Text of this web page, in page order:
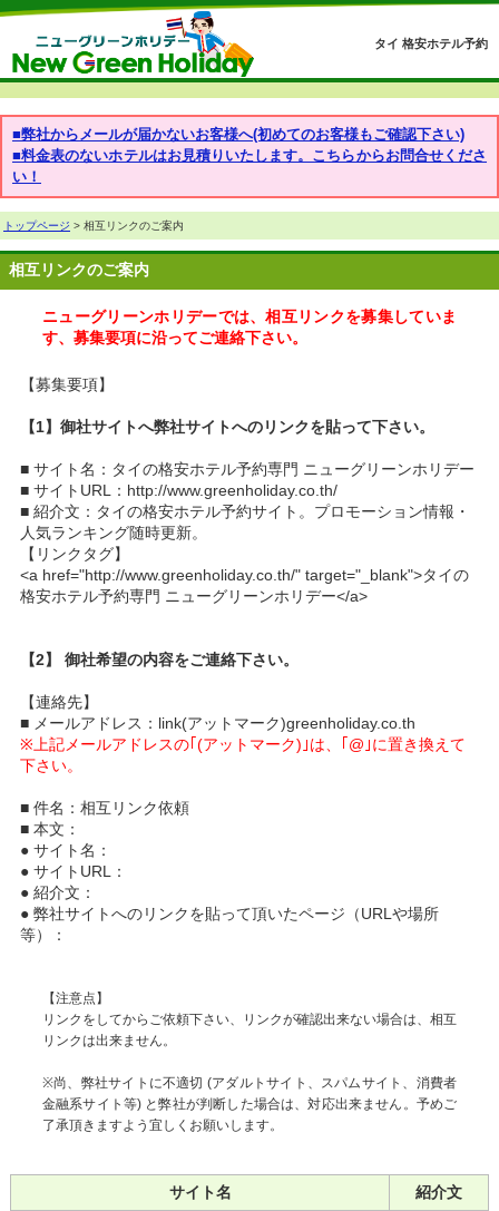
タイ 格安ホテル予約
■弊社からメールが届かないお客様へ(初めてのお客様もご確認下さい)
■料金表のないホテルはお見積りいたします。こちらからお問合せくださ
い！
トップページ > 相互リンクのご案内
相互リンクのご案内
ニューグリーンホリデーでは、相互リンクを募集していま
す、募集要項に沿ってご連絡下さい。
【募集要項】
【1】御社サイトへ弊社サイトへのリンクを貼って下さい。
■ サイト名：タイの格安ホテル予約専門 ニューグリーンホリデー
■ サイトURL：http://www.greenholiday.co.th/
■ 紹介文：タイの格安ホテル予約サイト。プロモーション情報・
人気ランキング随時更新。
【リンクタグ】
<a href="http://www.greenholiday.co.th/" target="_blank">タイの
格安ホテル予約専門 ニューグリーンホリデー</a>
【2】 御社希望の内容をご連絡下さい。
【連絡先】
■ メールアドレス：link(アットマーク)greenholiday.co.th
※上記メールアドレスの｢(アットマーク)｣は、｢@｣に置き換えて
下さい。
■ 件名：相互リンク依頼
■ 本文：
● サイト名：
● サイトURL：
● 紹介文：
● 弊社サイトへのリンクを貼って頂いたページ（URLや場所
等）：
【注意点】
リンクをしてからご依頼下さい、リンクが確認出来ない場合は、相互
リンクは出来ません。
※尚、弊社サイトに不適切 (アダルトサイト、スパムサイト、消費者
金融系サイト等) と弊社が判断した場合は、対応出来ません。予めご
了承頂きますよう宜しくお願いします。
サイト名 紹介文